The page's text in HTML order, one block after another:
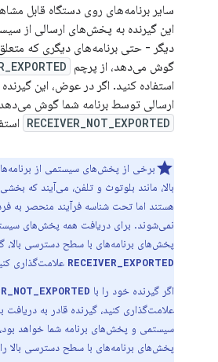
سایر برنامه‌های روی دستگاه قابل
این گیرنده به پخش‌های ارسالی از
دیگر - حتی برنامه‌های دیگری که
گوش می‌دهد، از پرچم
استفاده کنید. اگر در عوض، این
ارسالی توسط برنامه شما گوش
RECEIVER_NOT_EXPORTED
برخی از پخش‌های سیستمی از
بالا، مانند بلوتوث و تلفن، می‌آیند که
نمی‌شوند. برای دریافت همه پخش‌های
پخش‌های برنامه‌های با سطح دسترسی بالا،
RECEIVER_EXPORTED علامت‌گذاری
اگر گیرنده خود را با
علامت‌گذاری کنید، گیرنده قادر به
سیستمی و پخش‌های برنامه شما خواهد بود،
پخش‌های برنامه‌های با سطح دسترسی بالا